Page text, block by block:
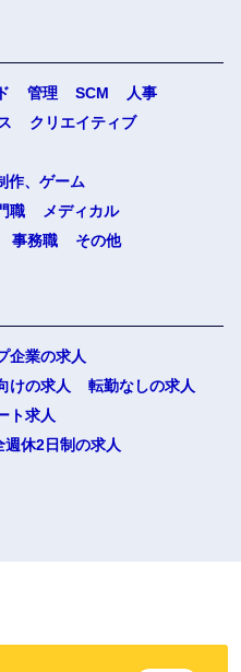
管理 SCM
人事
クリエイティブ
作、ゲーム
職
メディカル
事務職 その他
企業の求人
けの求人
転勤なしの求人
ト求人
週休2日制の求人